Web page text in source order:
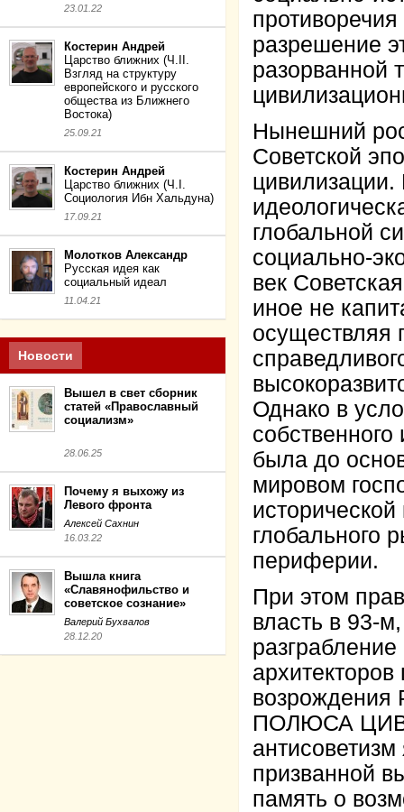
23.01.22
Костерин Андрей
Царство ближних (Ч.II.
Взгляд на структуру
европейского и русского
общества из Ближнего
Востока)
25.09.21
Костерин Андрей
Царство ближних (Ч.I.
Социология Ибн Хальдуна)
17.09.21
Молотков Александр
Русская идея как
социальный идеал
11.04.21
Новости
Вышел в свет сборник
статей «Православный
социализм»
28.06.25
Почему я выхожу из
Левого фронта
Алексей Сахнин
16.03.22
Вышла книга
«Славянофильство и
советское сознание»
Валерий Бухвалов
28.12.20
разрешение
разорванной
Нынешний
Советской
глобальной
социально-
век
иное не
осуществляя
Однако в
собственного
была до
мировом
глобального
периферии.
При этом
власть в 93-
ПОЛЮСА
призванной
память о